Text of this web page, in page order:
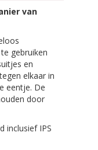
van
gebruiken
en
elkaar in
eentje. De
door
inclusief IPS